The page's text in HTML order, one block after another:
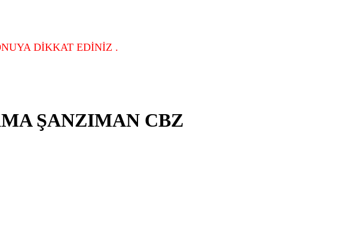
DİKKAT EDİNİZ .
ŞANZIMAN CBZ